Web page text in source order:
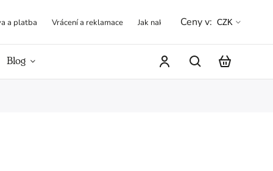
a platba Vrácení a reklamace Jak nakupovat Obchodní
Ceny v: CZK
Blog